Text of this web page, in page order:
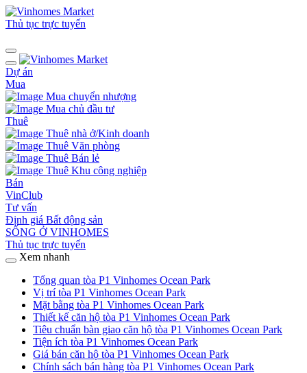
Thủ tục trực tuyến
Dự án
Mua
Mua chuyển nhượng
Mua chủ đầu tư
Thuê
Thuê nhà ở/Kinh doanh
Thuê Văn phòng
Thuê Bán lẻ
Thuê Khu công nghiệp
Bán
VinClub
Tư vấn
Định giá Bất động sản
SỐNG Ở VINHOMES
Thủ tục trực tuyến
Xem nhanh
Tổng quan tòa P1 Vinhomes Ocean Park
Vị trí tòa P1 Vinhomes Ocean Park
Mặt bằng tòa P1 Vinhomes Ocean Park
Thiết kế căn hộ tòa P1 Vinhomes Ocean Park
Tiêu chuẩn bàn giao căn hộ tòa P1 Vinhomes Ocean Park
Tiện ích tòa P1 Vinhomes Ocean Park
Giá bán căn hộ tòa P1 Vinhomes Ocean Park
Chính sách bán hàng tòa P1 Vinhomes Ocean Park